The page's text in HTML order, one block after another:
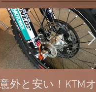
外と安い！KTMオ